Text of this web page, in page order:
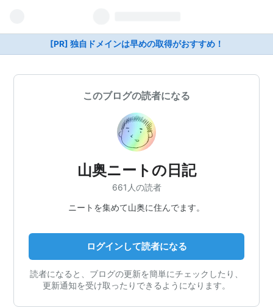
[PR] 独自ドメインは早めの取得がおすすめ！
このブログの読者になる
山奥ニートの日記
661人の読者
ニートを集めて山奥に住んでます。
ログインして読者になる
読者になると、ブログの更新を簡単にチェックしたり、
更新通知を受け取ったりできるようになります。